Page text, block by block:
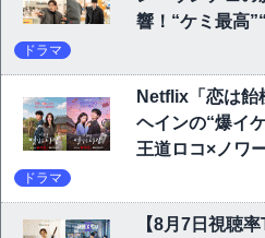
響！“ケミ最高
ドラマ
Netflix「恋は飴
ヘインの“爆イ
王道ロコ×ノワ
ドラマ
【8月7日視聴